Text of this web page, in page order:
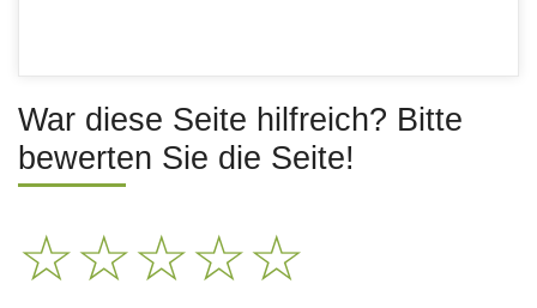
War diese Seite hilfreich? Bitte
bewerten Sie die Seite!
☆☆☆☆☆